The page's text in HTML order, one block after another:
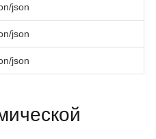
json
json
json